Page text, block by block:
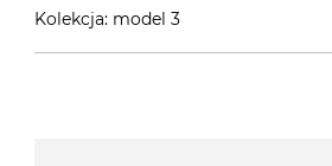
Kolekcja: model 3